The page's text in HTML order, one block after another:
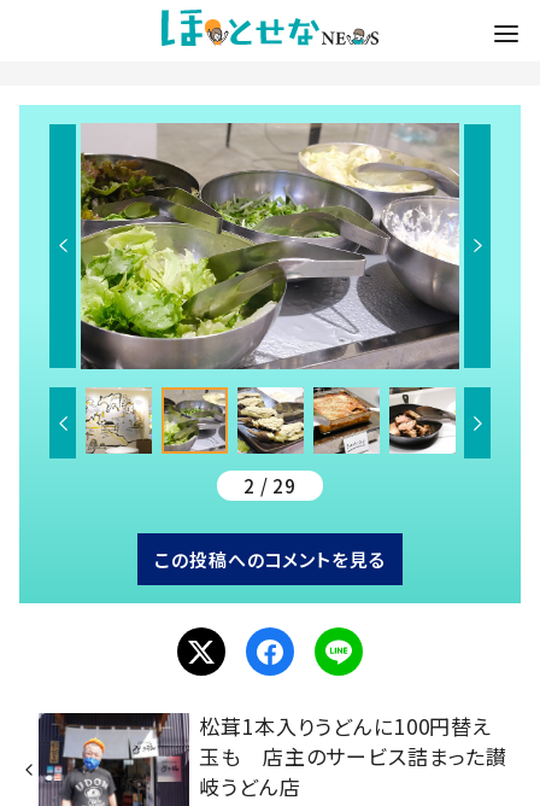
2 / 29
この投稿へのコメントを見る
松茸1本入りうどんに100円替え
玉も 店主のサービス詰まった讃
岐うどん店